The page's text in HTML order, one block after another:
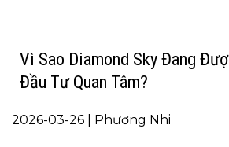
Vì Sao Diamond Sky Đang
Đầu Tư Quan Tâm?
2026-03-26 | Phương Nhi